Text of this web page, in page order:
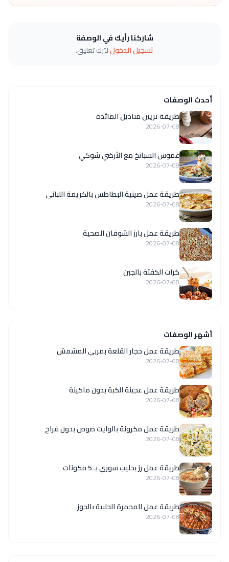
شاركنا رأيك في الوصفة
تسجيل الدخوللترك تعليق.
أحدث الوصفات
طريقة تزيين مناديل المائدة
2026-07-08
غموس السبانخ مع الأرضي شوكي
2026-07-08
طريقة عمل صينية البطاطس بالكريمة اللبانى
2026-07-08
طريقة عمل بارز الشوفان الصحية
2026-07-08
كرات الكفتة بالجبن
2026-07-08
أشهر الوصفات
طريقة عمل حجار القلعة بمربى المشمش
2026-07-08
طريقة عمل عجينة الكبة بدون ماكينة
2026-07-08
طريقة عمل مكرونة بالوايت صوص بدون فراخ
2026-07-08
طريقة عمل رز بحليب سوري بـ 5 مكونات
2026-07-08
طريقة عمل المحمرة الحلبية بالجوز
2026-07-08